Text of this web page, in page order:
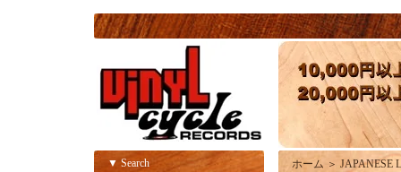
▼ Search ホーム ＞ JAPANESE